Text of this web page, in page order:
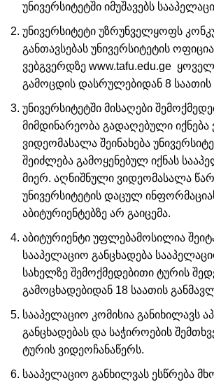
უნივერსიტეტში იმუშავებს
უნივერსიტეტი უზრუნველყოფს
განთავსებას უნივერსიტეტის
ვებგვერდზე www.tafu.edu.ge
გამოცდის დასრულებიდან 8 საათის
უნივერსიტეტში მისაღები
მიმდინარეობა გადაღებული
ვიდეომასალა შეინახება
შეიძლება გამოყენებულ იქნას
მიერ. აღნიშნული ვიდეომასალა
უნივერსიტეტის დაცულ
აბიტურიენტებზე არ გაიცემა.
აბიტურიენტი უფლებამოსილია
სააპელაციო განცხადება
სახელზე შემოქმედებითი ტურის
გამოცხადებიდან 18 საათის
სააპელაციო კომისია განიხილავს
განცხადებას და საჭიროების
ტურის ვიდეოჩანაწერს.
სააპელაციო განხილვას ესწრება